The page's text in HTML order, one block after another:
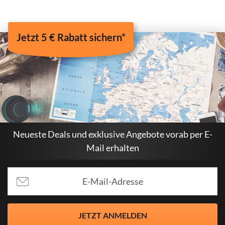
Jetzt 5 € Rabatt sichern*
Neueste Deals und exklusive Angebote vorab per E-
Mail erhalten
JETZT ANMELDEN